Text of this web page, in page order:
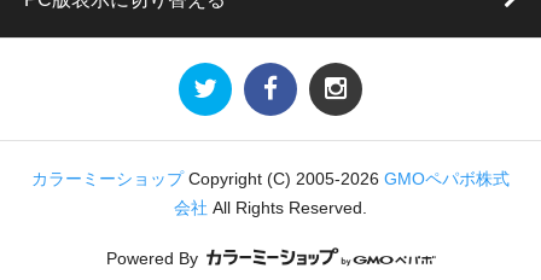
カラーミーショップ Copyright (C) 2005-2026 GMOペパボ株式
会社 All Rights Reserved.
Powered By